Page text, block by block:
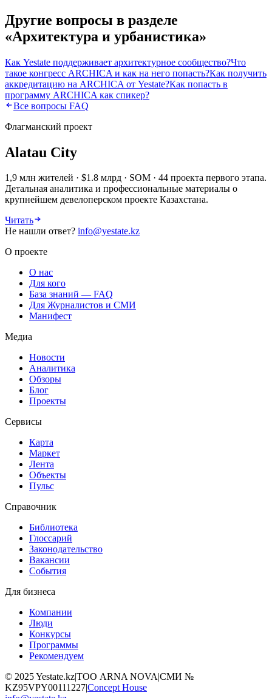
Другие вопросы в разделе
«Архитектура и урбанистика»
Как Yestate поддерживает архитектурное сообщество?Что
такое конгресс ARCHICA и как на него попасть?Как получить
аккредитацию на ARCHICA от Yestate?Как попасть в
программу ARCHICA как спикер?
Все вопросы FAQ
Флагманский проект
Alatau City
1,9 млн жителей · $1.8 млрд · SOM · 44 проекта первого этапа.
Детальная аналитика и профессиональные материалы о
крупнейшем девелоперском проекте Казахстана.
Читать
Не нашли ответ? info@yestate.kz
О проекте
О нас
Для кого
База знаний — FAQ
Для Журналистов и СМИ
Манифест
Медиа
Новости
Аналитика
Обзоры
Блог
Проекты
Сервисы
Карта
Маркет
Лента
Объекты
Пульс
Справочник
Библиотека
Глоссарий
Законодательство
Вакансии
События
Для бизнеса
Компании
Люди
Конкурсы
Программы
Рекомендуем
© 2025Yestate.kz|ТОО ARNA NOVA|СМИ №
KZ95VPY00111227|Concept House